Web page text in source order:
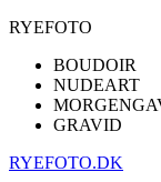
RYEFOTO
BOUDOIR
NUDEART
GRAVID
RYEFOTO.DK